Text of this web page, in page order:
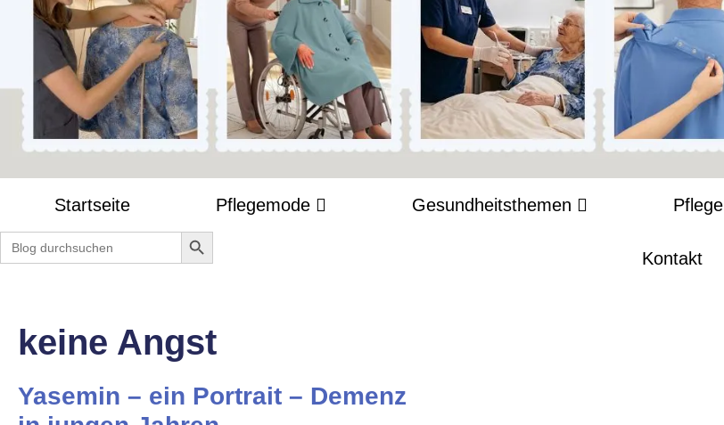
Startseite Pflegemode Gesundheitsthemen Pflege
Kontakt
Search
for:
Search Button
keine Angst
Yasemin – ein Portrait – Demenz